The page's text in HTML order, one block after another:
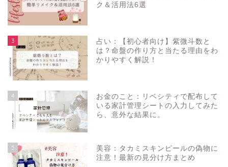
ク＆活用法6選
3
占い：【初心者向け】紫微斗数と
は？命盤の作り方と当たる理由をわ
かりやすく解説！
4
お金のこと：リベシティで配布して
いる家計管理シートの入力してみた
ら、意外な結果に。
5
美容：タカミスキンピールの偽物に
注意！最新の見分け方まとめ